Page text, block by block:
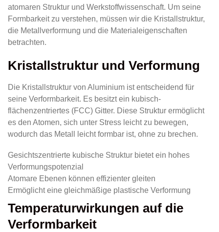
atomaren Struktur und Werkstoffwissenschaft. Um seine
Formbarkeit zu verstehen, müssen wir die Kristallstruktur,
die Metallverformung und die Materialeigenschaften
betrachten.
Kristallstruktur und Verformung
Die Kristallstruktur von Aluminium ist entscheidend für
seine Verformbarkeit. Es besitzt ein kubisch-
flächenzentriertes (FCC) Gitter. Diese Struktur ermöglicht
es den Atomen, sich unter Stress leicht zu bewegen,
wodurch das Metall leicht formbar ist, ohne zu brechen.
Gesichtszentrierte kubische Struktur bietet ein hohes
Verformungspotenzial
Atomare Ebenen können effizienter gleiten
Ermöglicht eine gleichmäßige plastische Verformung
Temperaturwirkungen auf die
Verformbarkeit